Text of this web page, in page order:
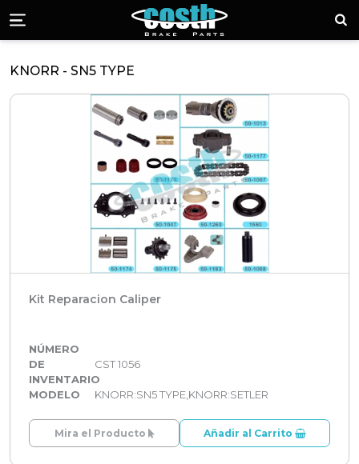
Piezas de Freno
Menü
KNORR - SN5 TYPE
Kit Reparacion Caliper
NÚMERO
DE
INVENTARIO
CST 1056
MODELO KNORR:SN5 TYPE,KNORR:SETLER
Mira el Producto Añadir al Carrito